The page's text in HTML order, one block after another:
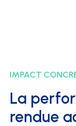
IMPACT
La
rendue